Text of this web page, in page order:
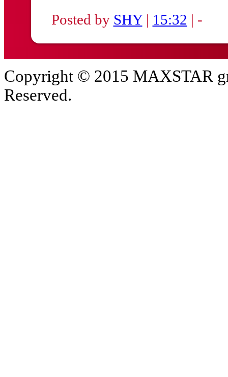
Posted by SHY| 15:32 | -
Copyright © 2015 MAXSTAR
Reserved.